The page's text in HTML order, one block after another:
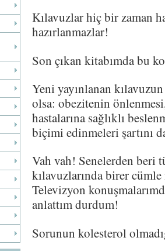
Kılavuzlar hiç bir zaman
hazırlanmazlar!
Son çıkan kitabımda bu
Yeni yayınlanan
olsa: obezitenin
hastalarına sağlıklı
biçimi edinmeleri şartını
Vah vah! Senelerden beri
kılavuzlarında birer
Televizyon
anlattım durdum!
Sorunun kolesterol